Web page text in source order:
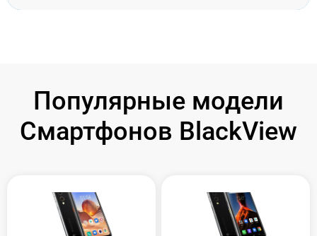
Популярные модели
Смартфонов BlackView